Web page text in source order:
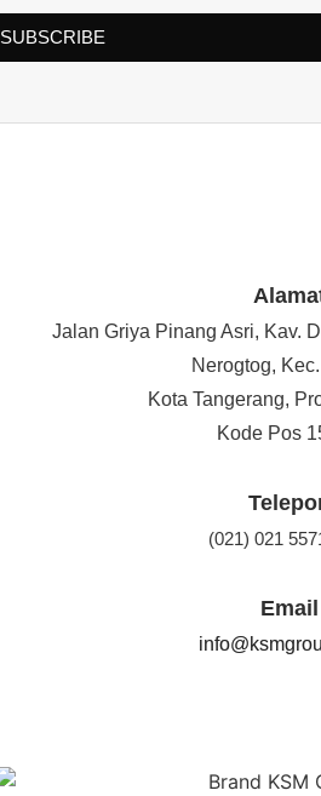
SUBSCRIBE
Jalan Griya Pinang Asri, Kav.
Nerogtog,
Kota Tangerang,
Kode Pos
(021) 021
Email